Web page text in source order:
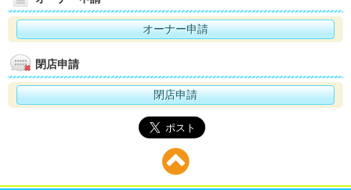
オーナー申請
閉店申請
閉店申請